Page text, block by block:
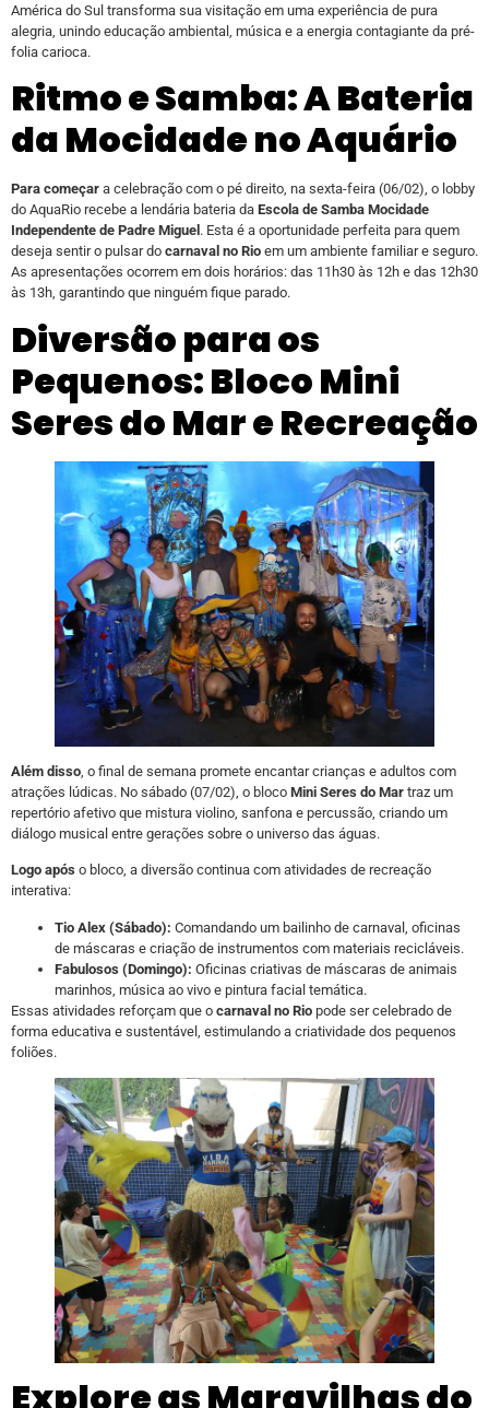
América do Sul transforma sua visitação em uma experiência de pura
alegria, unindo educação ambiental, música e a energia contagiante da pré-
folia carioca.
Ritmo e Samba: A Bateria
da Mocidade no Aquário
Para começar a celebração com o pé direito, na sexta-feira (06/02), o lobby
do AquaRio recebe a lendária bateria da Escola de Samba Mocidade
Independente de Padre Miguel . Esta é a oportunidade perfeita para quem
deseja sentir o pulsar do carnaval no Rio em um ambiente familiar e seguro.
As apresentações ocorrem em dois horários: das 11h30 às 12h e das 12h30
às 13h, garantindo que ninguém fique parado.
Diversão para os
Pequenos: Bloco Mini
Seres do Mar e Recreação
Além disso , o final de semana promete encantar crianças e adultos com
atrações lúdicas. No sábado (07/02), o bloco Mini Seres do Mar traz um
repertório afetivo que mistura violino, sanfona e percussão, criando um
diálogo musical entre gerações sobre o universo das águas.
Logo após o bloco, a diversão continua com atividades de recreação
interativa:
Tio Alex (Sábado): Comandando um bailinho de carnaval, oficinas
de máscaras e criação de instrumentos com materiais recicláveis.
Fabulosos (Domingo): Oficinas criativas de máscaras de animais
marinhos, música ao vivo e pintura facial temática.
Essas atividades reforçam que o carnaval no Rio pode ser celebrado de
forma educativa e sustentável, estimulando a criatividade dos pequenos
foliões.
Explore as Maravilhas do